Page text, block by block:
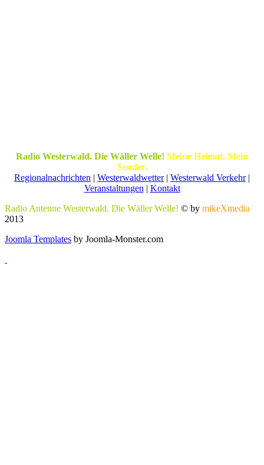
Radio Westerwald. Die Wäller Welle! Meine Heimat. Mein
Sender.
Regionalnachrichten | Westerwaldwetter| Westerwald Verkehr|
Veranstaltungen | Kontakt
Radio Antenne Westerwald. Die Wäller Welle! © by mikeXmedia
2013
Joomla Templates by Joomla-Monster.com